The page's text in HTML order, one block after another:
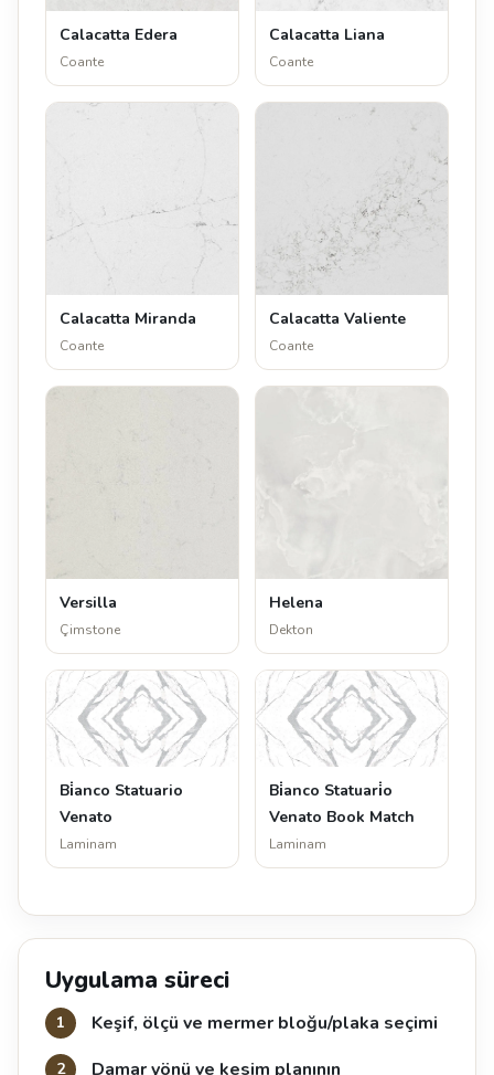
Calacatta Edera
Coante
Calacatta Liana
Coante
Calacatta Miranda
Coante
Calacatta Valiente
Coante
Versilla
Çimstone
Helena
Dekton
Bi̇anco Statuario
Venato
Laminam
Bi̇anco Statuari̇o
Venato Book Match
Laminam
Uygulama süreci
Keşif, ölçü ve mermer bloğu/plaka seçimi
Damar yönü ve kesim planının